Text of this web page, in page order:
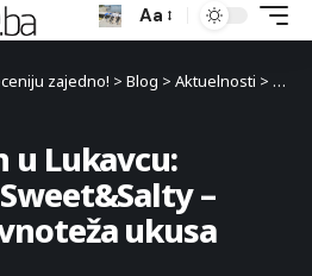
Aa
zajedno! > Blog > Aktuelnosti >
u Lukavcu:
–
ukusa